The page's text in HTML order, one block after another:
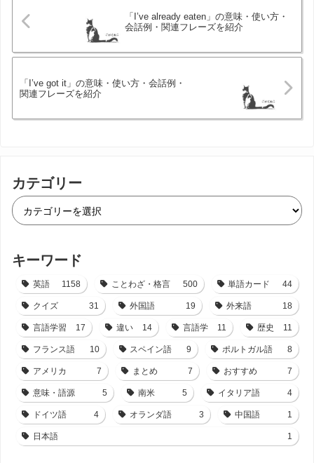
「I’ve already eaten」の意味・使い方・
会話例・関連フレーズを紹介
「I’ve got it」の意味・使い方・会話例・
関連フレーズを紹介
カテゴリー
キーワード
英語 1158 ことわざ・格言 500 単語カード 44
クイズ 31 外国語 19 外来語 18
言語学習 17 違い 14 言語学 11 歴史 11
フランス語 10 スペイン語 9 ポルトガル語 8
アメリカ 7 まとめ 7 おすすめ 7
意味・語源 5 南米 5 イタリア語 4
ドイツ語 4 オランダ語 3 中国語 1
日本語 1